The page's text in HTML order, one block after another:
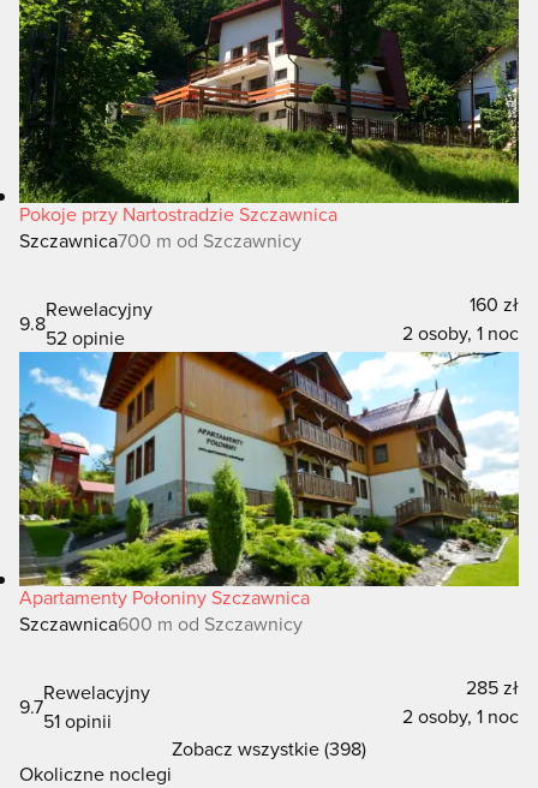
Pokoje przy Nartostradzie Szczawnica
Szczawnica700 m od Szczawnicy
9.8
Rewelacyjny
52 opinie
160 zł
2 osoby, 1 noc
Apartamenty Połoniny Szczawnica
Szczawnica600 m od Szczawnicy
9.7
Rewelacyjny
51 opinii
285 zł
2 osoby, 1 noc
Zobacz wszystkie (398)
Okoliczne noclegi